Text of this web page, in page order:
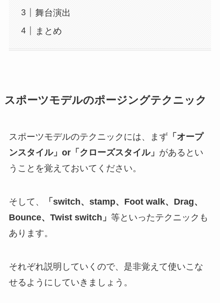
舞台演出
まとめ
スポーツモデルのポージングテクニック
スポーツモデルのテクニックには、まず「オープ
ンスタイル」or「クローズスタイル」 があるとい
うことを覚えておいてください。
そして、
「switch、stamp、Foot walk、Drag、
Bounce、Twist switch」 等といったテクニックも
あります。
それぞれ説明していくので、是非覚えて使いこな
せるようにしていきましょう。